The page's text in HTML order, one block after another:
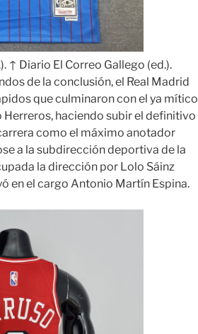
↑ Diario El Correo Gallego (ed.).
de la conclusión, el Real Madrid
que culminaron con el ya mítico
haciendo subir el definitivo
como el máximo anotador
a la subdirección deportiva de la
la dirección por Lolo Sáinz
en el cargo Antonio Martín Espina.